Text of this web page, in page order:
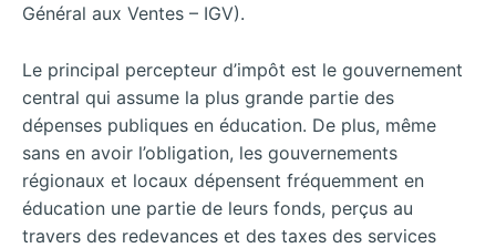
Général aux Ventes – IGV).
Le principal percepteur d’impôt est le gouvernement
central qui assume la plus grande partie des
dépenses publiques en éducation. De plus, même
sans en avoir l’obligation, les gouvernements
régionaux et locaux dépensent fréquemment en
éducation une partie de leurs fonds, perçus au
travers des redevances et des taxes des services